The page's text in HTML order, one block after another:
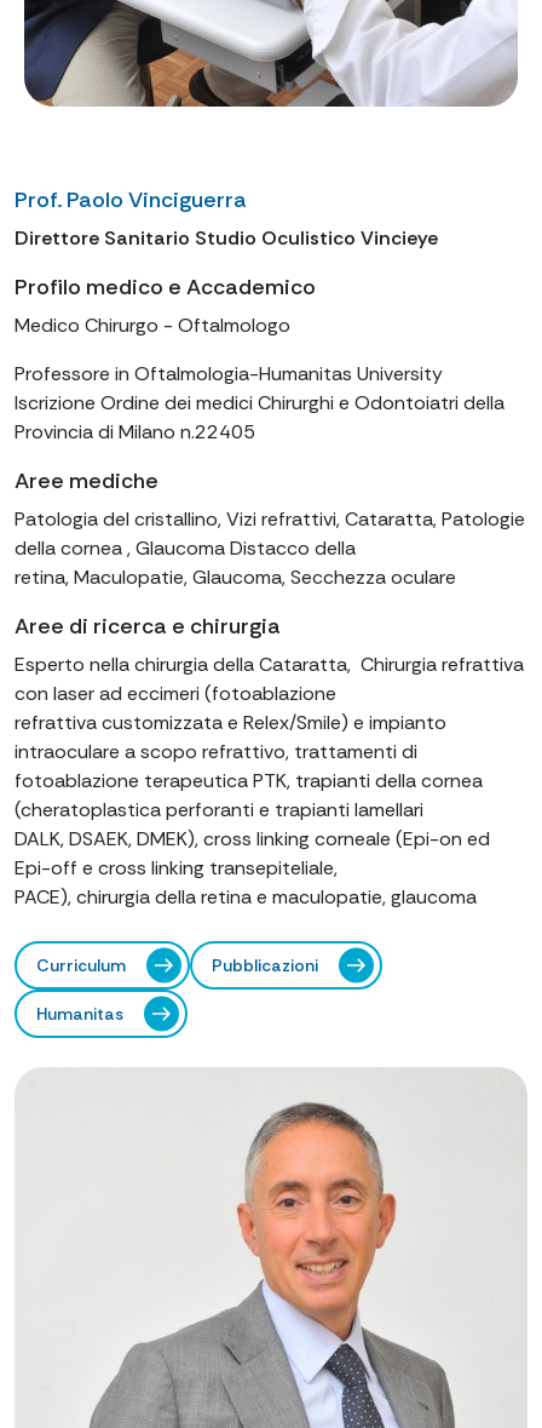
Prof. Paolo Vinciguerra
Direttore Sanitario Studio Oculistico Vincieye
Profilo medico e Accademico
Medico Chirurgo - Oftalmologo
Professore in Oftalmologia-Humanitas University
Iscrizione Ordine dei medici Chirurghi e Odontoiatri della
Provincia di Milano n.22405
Aree mediche
Patologia del cristallino, Vizi refrattivi, Cataratta, Patologie
della cornea , Glaucoma Distacco della
retina, Maculopatie, Glaucoma, Secchezza oculare
Aree di ricerca e chirurgia
Esperto nella chirurgia della Cataratta, Chirurgia refrattiva
con laser ad eccimeri (fotoablazione
refrattiva customizzata e Relex/Smile) e impianto
intraoculare a scopo refrattivo, trattamenti di
fotoablazione terapeutica PTK, trapianti della cornea
(cheratoplastica perforanti e trapianti lamellari
DALK, DSAEK, DMEK), cross linking corneale (Epi-on ed
Epi-off e cross linking transepiteliale,
PACE), chirurgia della retina e maculopatie, glaucoma
Curriculum Pubblicazioni
Humanitas